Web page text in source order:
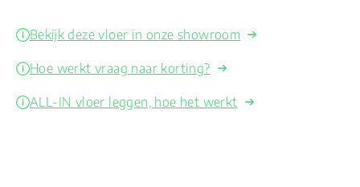
Bekijk deze vloer in onze showroom
Hoe werkt vraag naar korting?
ALL-IN vloer leggen, hoe het werkt